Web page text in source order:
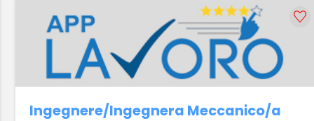
Ingegnere/Ingegnera Meccanico/a